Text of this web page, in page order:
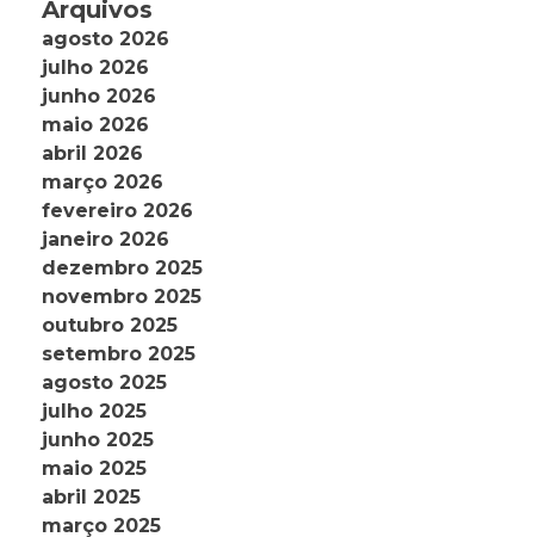
Arquivos
agosto 2026
julho 2026
junho 2026
maio 2026
abril 2026
março 2026
fevereiro 2026
janeiro 2026
dezembro 2025
novembro 2025
outubro 2025
setembro 2025
agosto 2025
julho 2025
junho 2025
maio 2025
abril 2025
março 2025